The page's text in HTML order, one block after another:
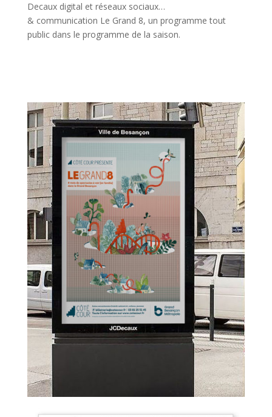
Decaux digital et réseaux sociaux…
& communication Le Grand 8, un programme tout
public dans le programme de la saison.